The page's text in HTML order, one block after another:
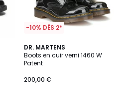
-10% DÈS 2*
DR. MARTENS
Boots en cuir verni 1460 W
Patent
200,00 €
4,5
/ 5